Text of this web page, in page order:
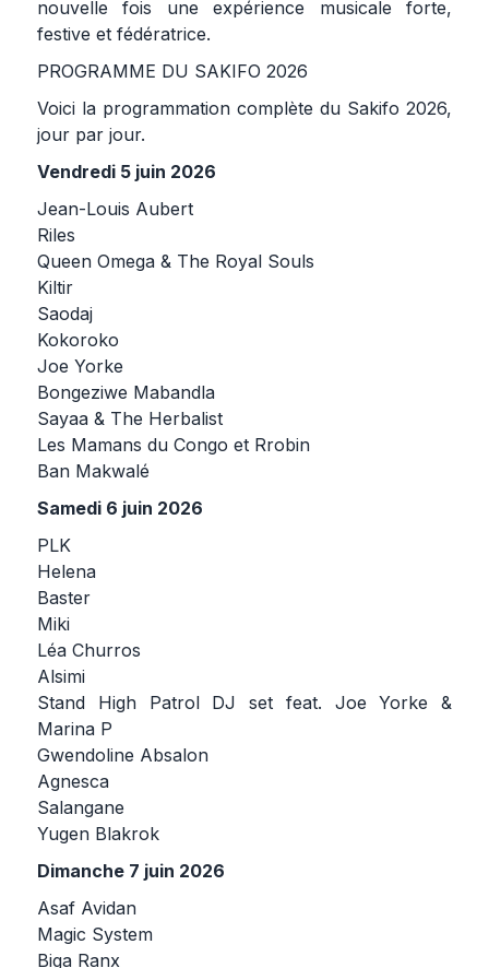
nouvelle fois une expérience musicale forte,
festive et fédératrice.
PROGRAMME DU SAKIFO 2026
Voici la programmation complète du Sakifo 2026,
jour par jour.
Vendredi 5 juin 2026
Jean-Louis Aubert
Riles
Queen Omega & The Royal Souls
Kiltir
Saodaj
Kokoroko
Joe Yorke
Bongeziwe Mabandla
Sayaa & The Herbalist
Les Mamans du Congo et Rrobin
Ban Makwalé
Samedi 6 juin 2026
PLK
Helena
Baster
Miki
Léa Churros
Alsimi
Stand High Patrol DJ set feat. Joe Yorke &
Marina P
Gwendoline Absalon
Agnesca
Salangane
Yugen Blakrok
Dimanche 7 juin 2026
Asaf Avidan
Magic System
Biga Ranx